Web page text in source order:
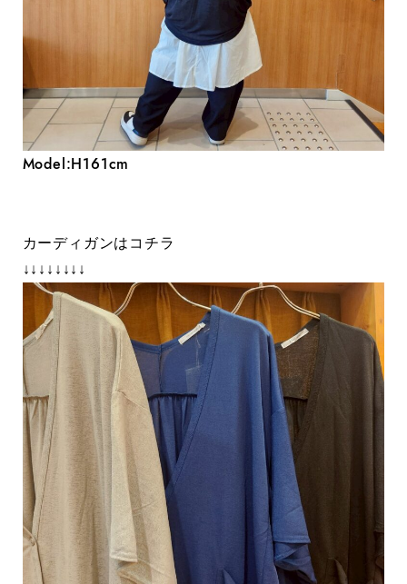
Model:H161cm
カーディガンはコチラ
↓↓↓↓↓↓↓↓